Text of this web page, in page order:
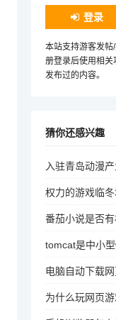
登录
本站支持游客发帖
册登录后使用相
发布过的内容。
猜你还感兴趣
入驻青岛动漫
权力的游戏临
番茄小说是否有
tomcat是中小
电脑自动下载网
为什么玩网页